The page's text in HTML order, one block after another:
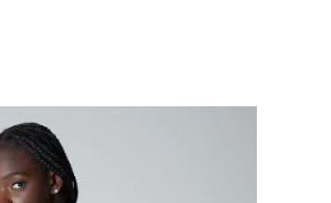
en la dirección